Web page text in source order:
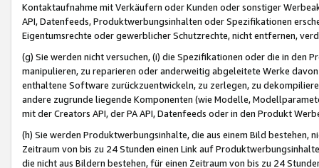
Kontaktaufnahme mit Verkäufern oder Kunden oder sonstiger
API, Datenfeeds, Produktwerbungsinhalten oder Spezifikationen
Eigentumsrechte oder gewerblicher Schutzrechte, nicht entfernen,
(g) Sie werden nicht versuchen, (i) die Spezifikationen oder die in
manipulieren, zu reparieren oder anderweitig abgeleitete Werke
enthaltene Software zurückzuentwickeln, zu zerlegen, zu
andere zugrunde liegende Komponenten (wie Modelle,
mit der Creators API, der PA API, Datenfeeds oder in den Produkt
(h) Sie werden Produktwerbungsinhalte, die aus einem Bild bestehen,
Zeitraum von bis zu 24 Stunden einen Link auf
die nicht aus Bildern bestehen, für einen Zeitraum von bis zu 24